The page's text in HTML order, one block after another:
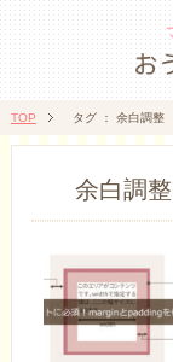
TOP タグ ： 余白調整
余白調整